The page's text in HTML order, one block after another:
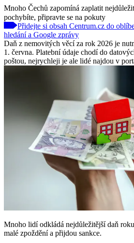
Mnoho Čechů zapomíná zaplatit
pochybíte, připravte se na pokuty
Přidejte si obsah Centrum.cz do
hledání a Google zprávy
Daň z nemovitých věcí za rok 2026 je
1. června. Platební údaje chodí do
poštou, nejrychleji je ale lidé najdou v
Mnoho lidí odkládá nejdůležitější daň
malé zpoždění a přijdou sankce.